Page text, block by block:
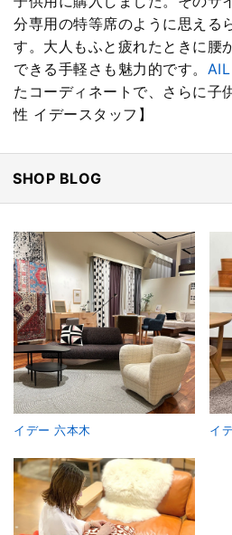
分専用の特等席のように思える
す。大人もふと疲れたときに腰
できる手軽さも魅力的です。
たコーディネートで、さらに子
性 イデースタッフ】
SHOP BLOG
イデー 六本木 イ